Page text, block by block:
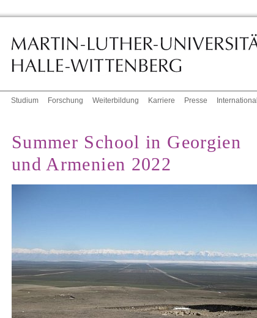
Studium Forschung Weiterbildung Karriere Presse International
Summer School in Georgien
und Armenien 2022